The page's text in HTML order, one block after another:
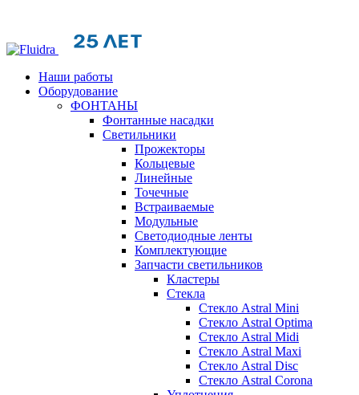
Наши работы
Оборудование
ФОНТАНЫ
Фонтанные насадки
Cветильники
Прожекторы
Кольцевые
Линейные
Точечные
Встраиваемые
Модульные
Светодиодные ленты
Комплектующие
Запчасти светильников
Кластеры
Стекла
Стекло Astral Mini
Стекло Astral Optima
Стекло Astral Midi
Стекло Astral Maxi
Стекло Astral Disc
Стекло Astral Corona